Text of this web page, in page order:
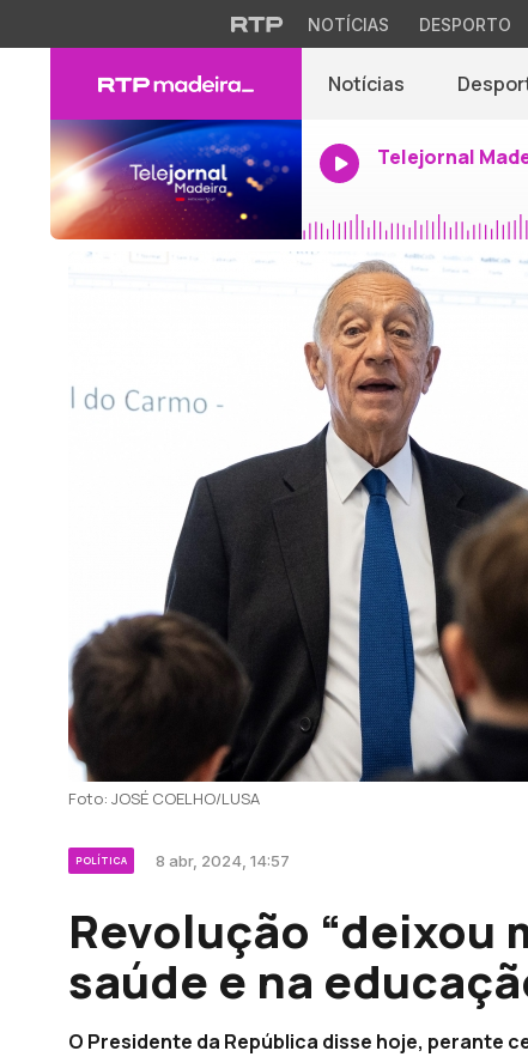
NOTÍCIAS DESPORTO
Notícias
Telejornal
Foto: JOSÉ COELHO/LUSA
POLÍTICA 8 abr, 2024, 14:57
Revolução “deixou
saúde e na
O Presidente da República disse hoje, perante